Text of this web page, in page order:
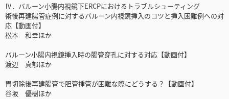
Ⅳ．バルーン小腸内視鏡下ERCPにおけるトラブルシューティング
術後再建腸管症例に対するバルーン内視鏡挿入のコツと挿入困難例への対
応【動画付】
松本 和幸ほか
バルーン小腸内視鏡挿入時の腸管穿孔に対する対応【動画付】
渡辺 真郁ほか
胃切除後再建腸管で胆管挿管が困難な際にどうする？【動画付】
谷坂 優樹ほか